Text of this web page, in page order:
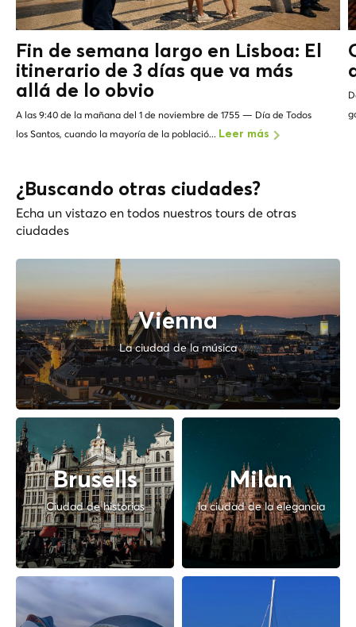
Fin de semana largo en Lisboa: El
itinerario de 3 días que va más
allá de lo obvio
A las 9:40 de la mañana del 1 de noviembre de 1755 — Día de Todos
los Santos, cuando la mayoría de la població... Leer más
¿Buscando otras ciudades?
Echa un vistazo en todos nuestros tours de otras
ciudades
Vienna
La ciudad de la música
Brusells
Ciudad de historias
Milan
la ciudad de la elegancia